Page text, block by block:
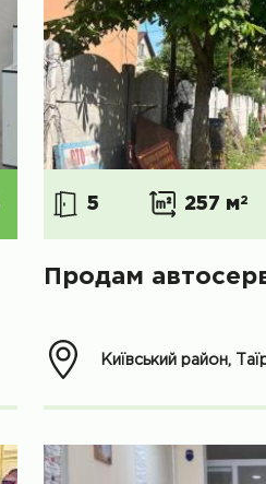
5 257 м2
Продам
Київський район,